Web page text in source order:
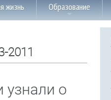
жизнь Образование
2011
узнали о